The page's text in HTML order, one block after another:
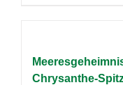
Chrysanthe-